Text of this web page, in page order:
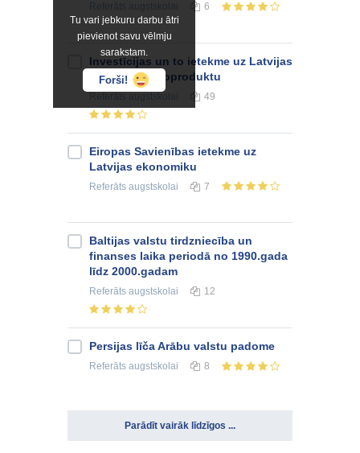
Tu vari jebkuru darbu ātri
pievienot savu vēlmju
sarakstam.
Forši!
6
Investīcijas un to ietekme uz Latvijas
iekšzemes kopproduktu
49
Eiropas Savienības ietekme uz
Latvijas ekonomiku
Referāts augstskolai 7
Baltijas valstu tirdzniecība un
finanses laika periodā no 1990.gada
līdz 2000.gadam
Referāts augstskolai 12
Persijas līča Arābu valstu padome
Referāts augstskolai 8
Parādīt vairāk līdzīgos ...